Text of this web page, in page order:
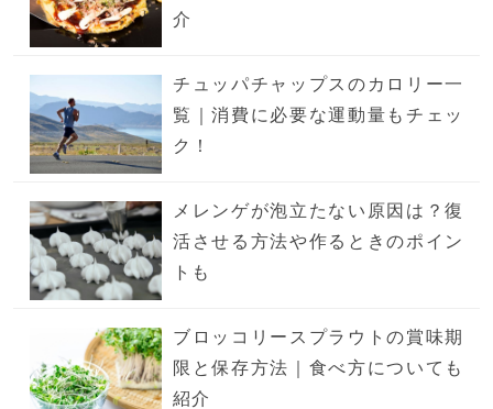
介
チュッパチャップスのカロリー一
覧｜消費に必要な運動量もチェッ
ク！
メレンゲが泡立たない原因は？復
活させる方法や作るときのポイン
トも
ブロッコリースプラウトの賞味期
限と保存方法｜食べ方についても
紹介